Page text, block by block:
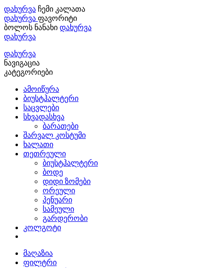
დახურვა ჩემი კალათა
დახურვა ფავორიტი
ბოლოს ნანახი დახურვა
დახურვა
დახურვა
ნავიგაცია
კატეგორიები
ამოიწურა
ბიუსტჰალტერი
საცვლები
სხვადასხვა
ბარათები
შარვალ კოსტუმი
ხალათი
თეთრეული
ბიუსტჰალტერი
ბოდე
დიდი ზომები
ორეული
პენუარი
სამეული
გარდერობი
კოლგოტი
მაღაზია
ფილტრი